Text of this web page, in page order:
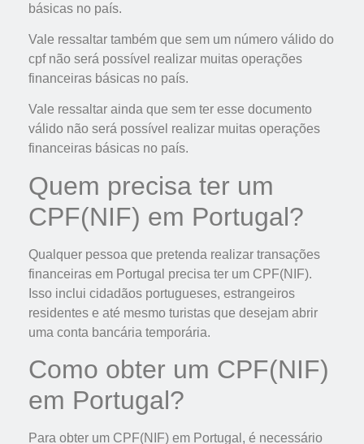
básicas no país.
Vale ressaltar também que sem um número válido do
cpf não será possível realizar muitas operações
financeiras básicas no país.
Vale ressaltar ainda que sem ter esse documento
válido não será possível realizar muitas operações
financeiras básicas no país.
Quem precisa ter um
CPF(NIF) em Portugal?
Qualquer pessoa que pretenda realizar transações
financeiras em Portugal precisa ter um CPF(NIF).
Isso inclui cidadãos portugueses, estrangeiros
residentes e até mesmo turistas que desejam abrir
uma conta bancária temporária.
Como obter um CPF(NIF)
em Portugal?
Para obter um CPF(NIF) em Portugal, é necessário